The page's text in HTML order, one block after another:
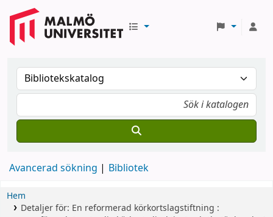
Avancerad sökning Bibliotek
Hem
Detaljer för: En reformerad körkortslagstiftning :